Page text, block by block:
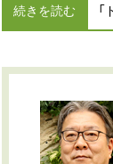
続きを読む